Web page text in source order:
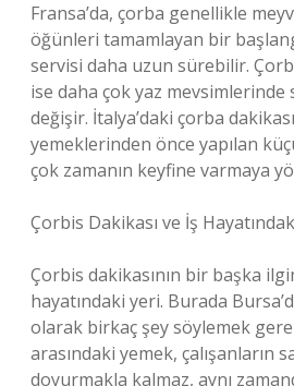
Fransa’da, çorba genellikle
öğünleri tamamlayan bir
servisi daha uzun sürebilir.
ise daha çok yaz
değişir. İtalya’daki çorba
yemeklerinden önce yapılan
çok zamanın keyfine varmaya
Çorbis Dakikası ve İş
Çorbis dakikasının bir başka
hayatındaki yeri. Burada
olarak birkaç şey söylemek
arasındaki yemek, çalışanların
doyurmakla kalmaz, aynı